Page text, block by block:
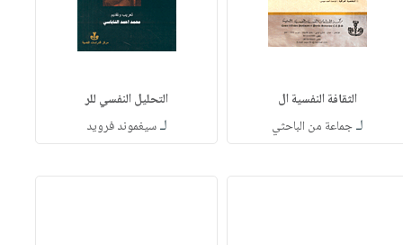
الثقافة النفسية ال
لـجماعة من الباحثي
التحليل النفسي للر
لـسيغموند فرويد